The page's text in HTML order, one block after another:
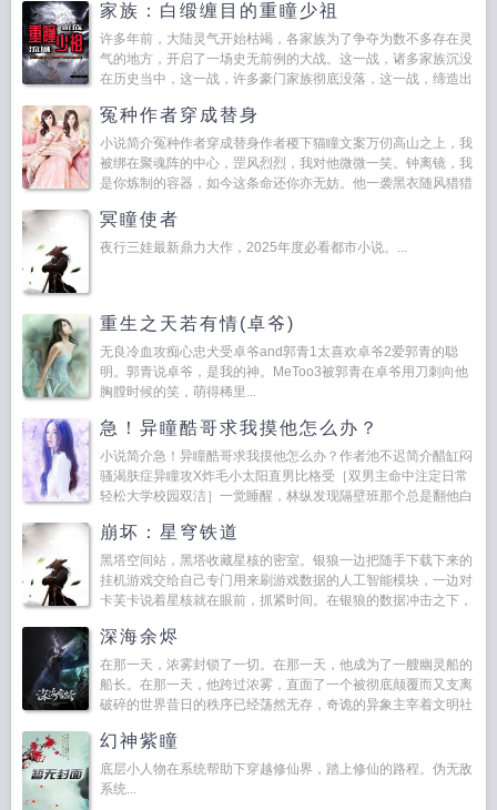
家族：白缎缠目的重瞳少祖
许多年前，大陆灵气开始枯竭，各家族为了争夺为数不多存在灵
气的地方，开启了一场史无前例的大战。这一战，诸多家族沉没
在历史当中，这一战，许多豪门家族彻底没落，这一战，缔造出
冤种作者穿成替身
小说简介冤种作者穿成替身作者稷下猫瞳文案万仞高山之上，我
被绑在聚魂阵的中心，罡风烈烈，我对他微微一笑。钟离镜，我
是你炼制的容器，如今这条命还你亦无妨。他一袭黑衣随风猎猎
冥瞳使者
夜行三娃最新鼎力大作，2025年度必看都市小说。...
重生之天若有情(卓爷)
无良冷血攻痴心忠犬受卓爷and郭青1太喜欢卓爷2爱郭青的聪
明。郭青说卓爷，是我的神。MeToo3被郭青在卓爷用刀刺向他
胸膛时候的笑，萌得稀里...
急！异瞳酷哥求我摸他怎么办？
小说简介急！异瞳酷哥求我摸他怎么办？作者池不迟简介醋缸闷
骚渴肤症异瞳攻X炸毛小太阳直男比格受［双男主命中注定日常
轻松大学校园双洁］一觉睡醒，林纵发现隔壁班那个总是翻他白
崩坏：星穹铁道
黑塔空间站，黑塔收藏星核的密室。银狼一边把随手下载下来的
挂机游戏交给自己专门用来刷游戏数据的人工智能模块，一边对
卡芙卡说着星核就在眼前，抓紧时间。在银狼的数据冲击之下，
深海余烬
在那一天，浓雾封锁了一切。在那一天，他成为了一艘幽灵船的
船长。在那一天，他跨过浓雾，直面了一个被彻底颠覆而又支离
破碎的世界昔日的秩序已经荡然无存，奇诡的异象主宰着文明社
幻神紫瞳
底层小人物在系统帮助下穿越修仙界，踏上修仙的路程。伪无敌
系统...